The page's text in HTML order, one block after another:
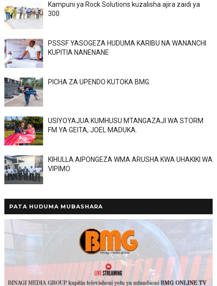
Kampuni ya Rock Solutions kuzalisha ajira zaidi ya
300
PSSSF YASOGEZA HUDUMA KARIBU NA WANANCHI
KUPITIA NANENANE
PICHA ZA UPENDO KUTOKA BMG.
USIYOYAJUA KUMHUSU MTANGAZAJI WA STORM
FM YA GEITA, JOEL MADUKA.
KIHULLA AIPONGEZA WMA ARUSHA KWA UHAKIKI WA
VIPIMO
PATA HUDUMA MUBASHARA